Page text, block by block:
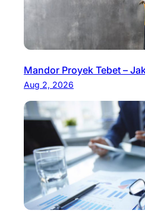
Mandor Proyek Tebet –
Aug 2, 2026